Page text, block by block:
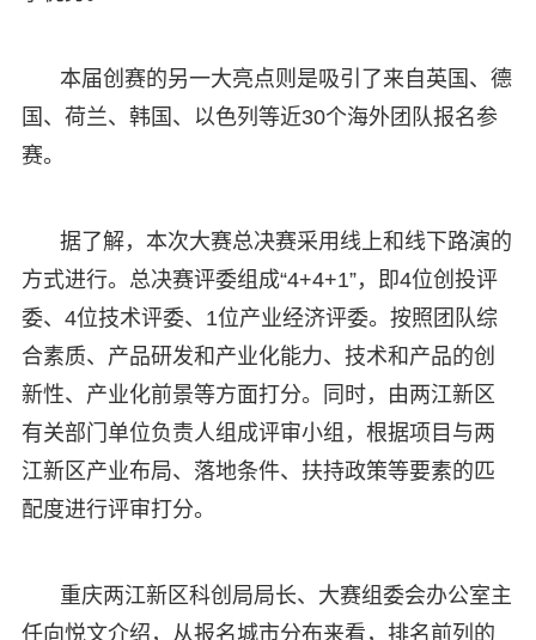
本届创赛的另一大亮点则是吸引了来自英国、德
国、荷兰、韩国、以色列等近30个海外团队报名参
赛。
据了解，本次大赛总决赛采用线上和线下路演的
方式进行。总决赛评委组成“4+4+1”，即4位创投评
委、4位技术评委、1位产业经济评委。按照团队综
合素质、产品研发和产业化能力、技术和产品的创
新性、产业化前景等方面打分。同时，由两江新区
有关部门单位负责人组成评审小组，根据项目与两
江新区产业布局、落地条件、扶持政策等要素的匹
配度进行评审打分。
重庆两江新区科创局局长、大赛组委会办公室主
任向悦文介绍，从报名城市分布来看，排名前列的